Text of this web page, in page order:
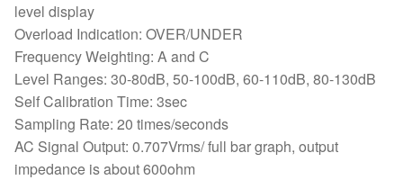
level display
Overload Indication: OVER/UNDER
Frequency Weighting: A and C
Level Ranges: 30-80dB, 50-100dB, 60-110dB, 80-130dB
Self Calibration Time: 3sec
Sampling Rate: 20 times/seconds
AC Signal Output: 0.707Vrms/ full bar graph, output
impedance is about 600ohm